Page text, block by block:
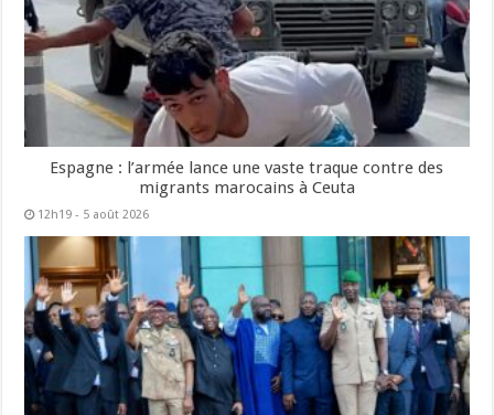
Espagne : l’armée lance une vaste traque contre des
migrants marocains à Ceuta
12h19 - 5 août 2026